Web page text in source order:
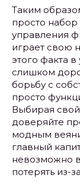
Таким
просто
управления
играет свою
этого факта
слишком
борьбу с
просто
Выбирая свой
доверяйте
модным
главный
невозможно
потерять из-